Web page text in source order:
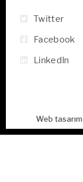
Twitter
Facebook
LinkedIn
Web